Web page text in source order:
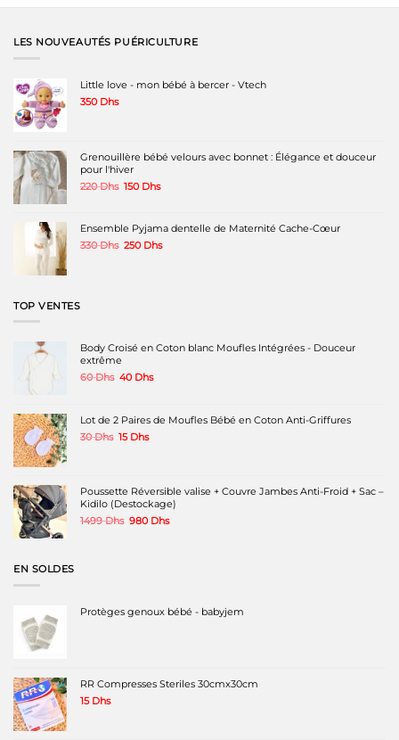
Les
choisies
sur
produit
LES NOUVEAUTÉS PUÉRICULTURE
Little love - mon bébé à bercer - Vtech
350 Dhs
Grenouillère bébé velours avec bonnet : Élégance et douceur
pour l'hiver
220Dhs Le
était :
220 Dhs.
150 DhsLe
est :
150 Dhs.
Ensemble Pyjama dentelle de Maternité Cache-Cœur
330Dhs Le
250 DhsLe
TOP VENTES
Body Croisé en Coton blanc Moufles Intégrées - Douceur
extrême
60Dhs Le
était :
60 Dhs.
40 DhsLe
est :
40 Dhs.
Lot de 2 Paires de Moufles Bébé en Coton Anti-Griffures
30Dhs Le
30 Dhs.
15 DhsLe
15 Dhs.
Poussette Réversible valise + Couvre Jambes Anti-Froid + Sac –
Kidilo (Destockage)
1499Dhs Le
980 DhsLe
EN SOLDES
Protèges genoux bébé - babyjem
RR Compresses Steriles 30cmx30cm
15 Dhs